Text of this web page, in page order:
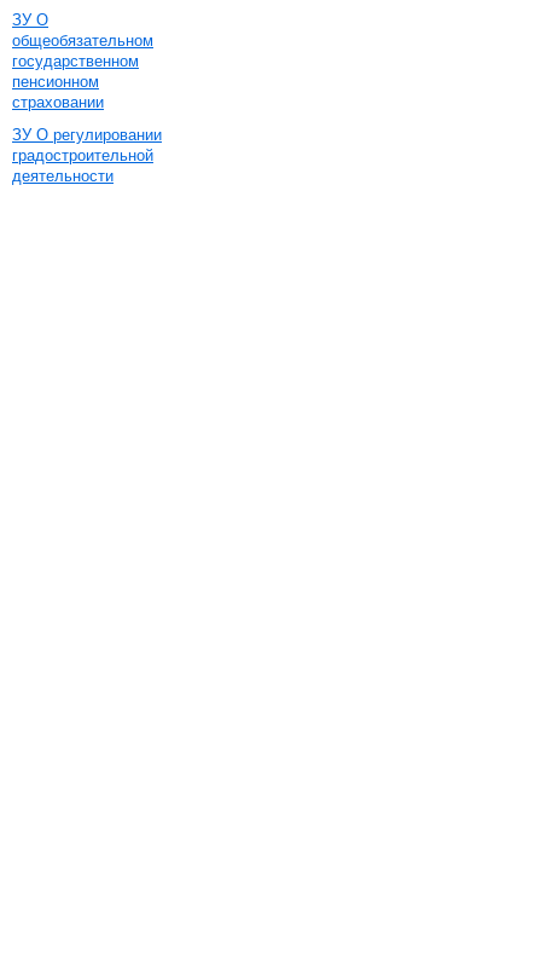
ЗУ О
общеобязательном
государственном
пенсионном
страховании
ЗУ О регулировании
градостроительной
деятельности